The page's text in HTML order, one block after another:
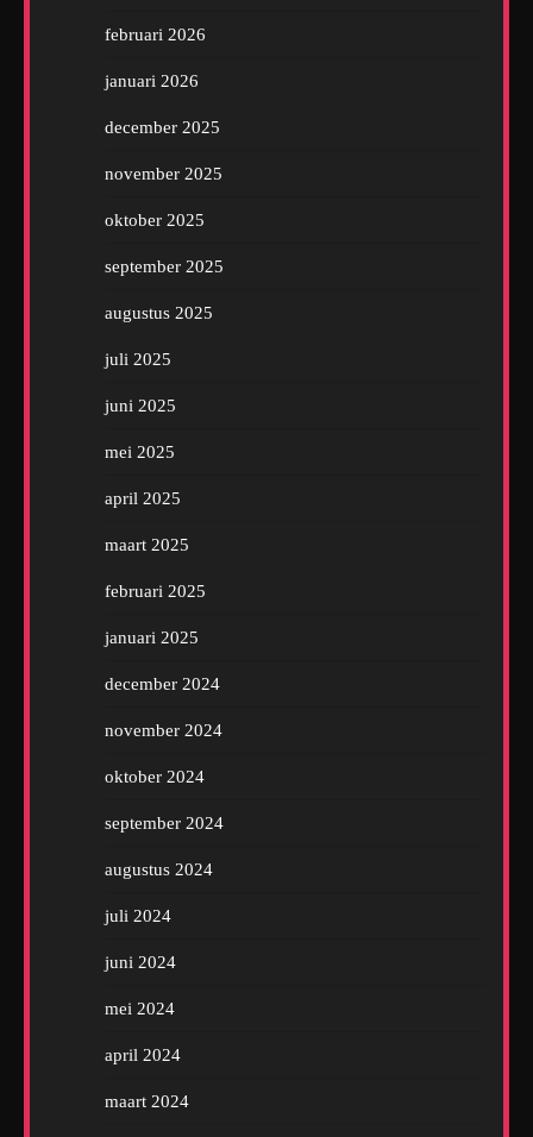
februari 2026
januari 2026
december 2025
november 2025
oktober 2025
september 2025
augustus 2025
juli 2025
juni 2025
mei 2025
april 2025
maart 2025
februari 2025
januari 2025
december 2024
november 2024
oktober 2024
september 2024
augustus 2024
juli 2024
juni 2024
mei 2024
april 2024
maart 2024